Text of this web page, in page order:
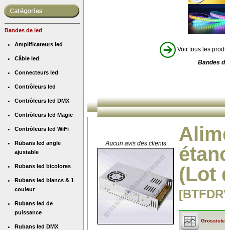
Bandes de led
Amplificateurs led
Câble led
Connecteurs led
Contrôleurs led
Contrôleurs led DMX
Contrôleurs led Magic
Contrôleurs led WiFi
Rubans led angle
ajustable
Rubans led bicolores
Rubans led blancs & 1
couleur
Rubans led de
puissance
Rubans led DMX
Voir tous les
Bandes
Aucun avis des clients
(Lot